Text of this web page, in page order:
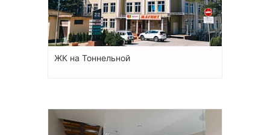
ЖК на Тоннельной